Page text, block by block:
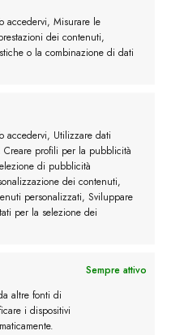
accedervi, Misurare le
dei contenuti,
o la combinazione di dati
accedervi, Utilizzare dati
profili per la pubblicità
di pubblicità
dei contenuti,
personalizzati, Sviluppare
per la selezione dei
Sempre attivo
altre fonti di
i dispositivi
scarpe
perfette per look